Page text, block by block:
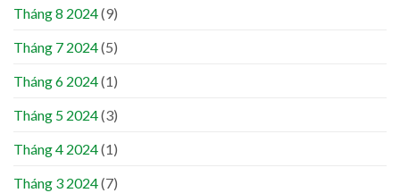
Tháng 8 2024(9)
Tháng 7 2024(5)
Tháng 6 2024(1)
Tháng 5 2024(3)
Tháng 4 2024(1)
Tháng 3 2024(7)